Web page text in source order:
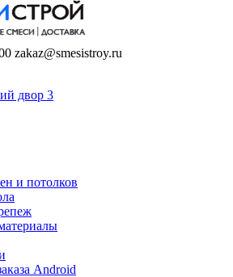
zakaz@smesistroy.ru
двор 3
и потолков
Android